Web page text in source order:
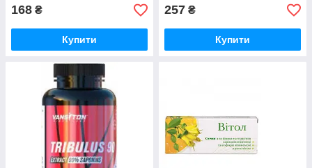
168 ₴
Купити
257 ₴
Купити